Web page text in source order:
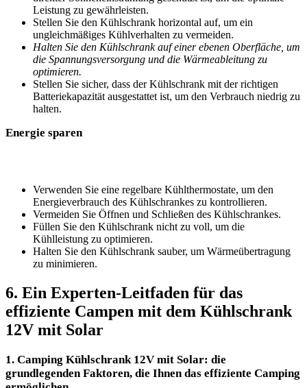
Leistung ‌zu⁢ gewährleisten.
Stellen Sie den Kühlschrank horizontal auf, ⁤um ein
ungleichmäßiges Kühlverhalten zu vermeiden.
Halten Sie ⁤den Kühlschrank⁢ auf einer ebenen Oberfläche, ⁤um
die Spannungsversorgung und die Wärmeableitung zu⁢
optimieren.
Stellen Sie sicher, dass der Kühlschrank mit der richtigen
Batteriekapazität ausgestattet ist, ⁤um den Verbrauch niedrig ‍zu
halten. ⁣
Energie⁣ sparen
Verwenden Sie eine regelbare Kühlthermostate,‍ um ‍den
Energieverbrauch des ⁣Kühlschrankes zu kontrollieren.
Vermeiden Sie Öffnen und Schließen des Kühlschrankes.
Füllen Sie⁤ den Kühlschrank nicht zu ​voll, um‌ die
Kühlleistung zu optimieren.
Halten Sie den Kühlschrank‌ sauber,‌ um ⁤Wärmeübertragung
zu​ minimieren.
6. Ein Experten-Leitfaden für ‌das
effiziente Campen ​mit ⁢dem⁤ Kühlschrank
12V⁢ mit Solar
1. Camping Kühlschrank 12V mit⁢ Solar: die
grundlegenden Faktoren, die Ihnen⁤ das effiziente Camping⁣